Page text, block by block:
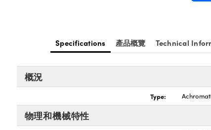
Specifications 產品概覽 Technical
概況
Type:
物理和機械特性